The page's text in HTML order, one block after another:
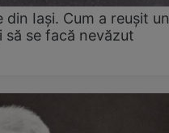
Iași. Cum a reușit un
se facă nevăzut